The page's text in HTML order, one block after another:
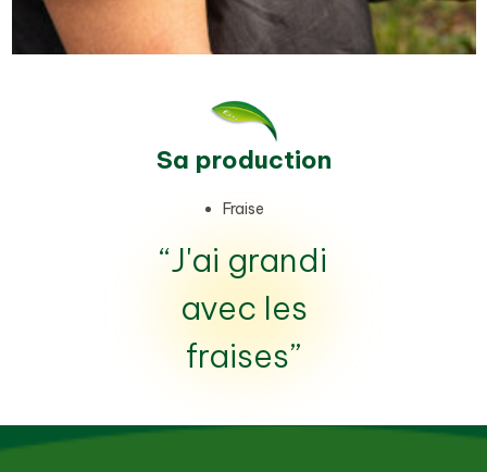
Sa production
Fraise
“J'ai grandi
avec les
fraises”